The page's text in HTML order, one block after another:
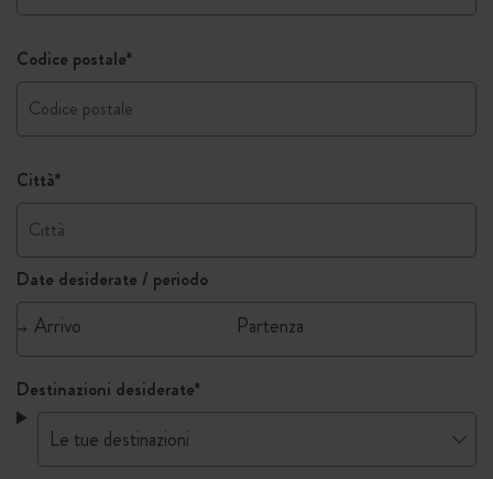
Codice postale*
Città*
Date desiderate / periodo
Destinazioni desiderate*